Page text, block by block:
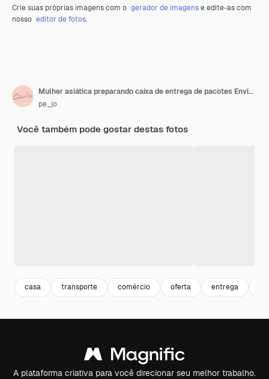
Crie suas próprias imagens com o gerador de imagense edite-as com
nosso editor de fotos.
Mulher asiática preparando caixa de entrega de pacotes Envio para compras on-line jovem iniciante pequeno empresário em casa encomenda on-line
pe_jo
Você também pode gostar destas fotos
casa transporte comércio oferta entrega
A plataforma criativa para você direcionar seu melhor trabalho.